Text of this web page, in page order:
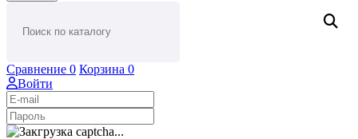
Сравнение 0 Корзина 0
Войти